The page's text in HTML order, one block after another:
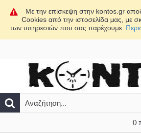
Με την επίσκεψη στην kontos.gr
Cookies από την ιστοσελίδα μας, με
των υπηρεσιών που σας παρέχουμε.
0